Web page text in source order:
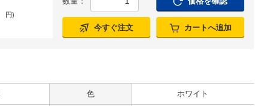
円)
今すぐ注文 カートへ追加
色 ホワイト